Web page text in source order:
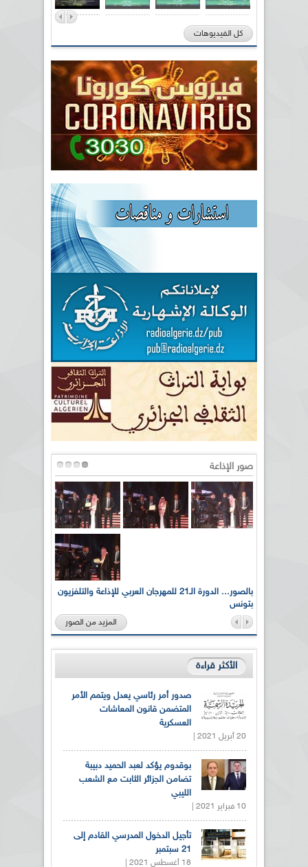
كل الفيديوهات
صور الإذاعة
بالصور... الدورة الـ21 للمهرجان العربي للإذاعة والتلفزيون
بتونس
المزيد من الصور
الأكثر قراءة
صدور أمر رئاسي يعدل ويتمم الأمر
المتضمن قانون المعاشات
العسكرية
20 أبريل 2021 |
بوقدوم يؤكد لعبد الحميد دبيبة
تضامن الجزائر الثابت مع الشعب
الليبي
10 فبراير 2021 |
تأجيل الدخول المدرسي القادم إلى
21 سبتمبر
18 أغسطس 2021 |